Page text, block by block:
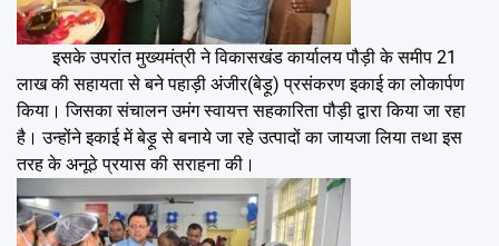
इसके उपरांत मुख्यमंत्री ने विकासखंड कार्यालय पौड़ी के समीप 21
लाख की सहायता से बने पहाड़ी अंजीर(बेड़ू) प्रसंकरण इकाई का लोकार्पण
किया। जिसका संचालन उमंग स्वायत्त सहकारिता पौड़ी द्वारा किया जा रहा
है। उन्होंने इकाई में बेड़ू से बनाये जा रहे उत्पादों का जायजा लिया तथा इस
तरह के अनूठे प्रयास की सराहना की।